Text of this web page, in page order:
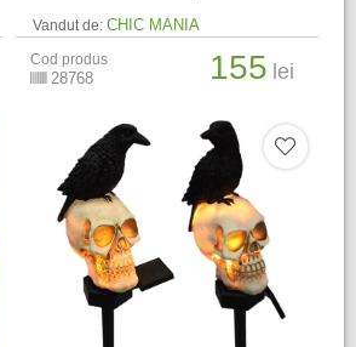
Vandut de: CHIC MANIA
Cod produs
28768 155 lei